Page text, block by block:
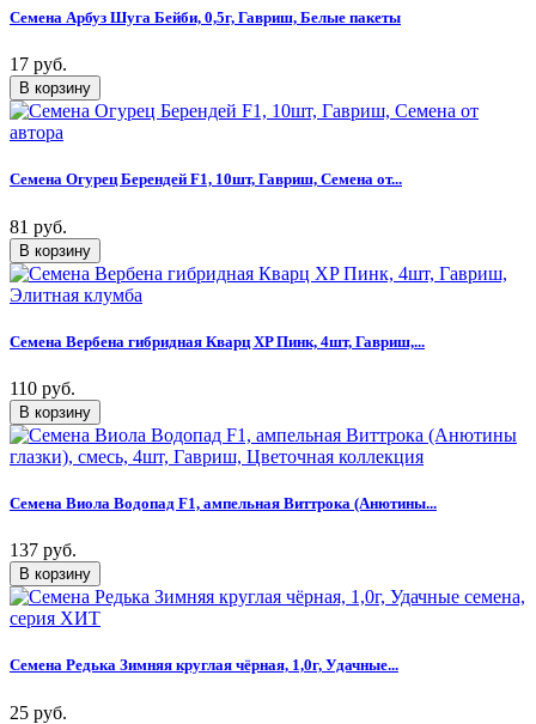
Семена Арбуз Шуга Бейби, 0,5г, Гавриш, Белые пакеты
17 руб.
Семена Огурец Берендей F1, 10шт, Гавриш, Семена от...
81 руб.
Семена Вербена гибридная Кварц XP Пинк, 4шт, Гавриш,...
110 руб.
Семена Виола Водопад F1, ампельная Виттрока (Анютины...
137 руб.
Семена Редька Зимняя круглая чёрная, 1,0г, Удачные...
25 руб.